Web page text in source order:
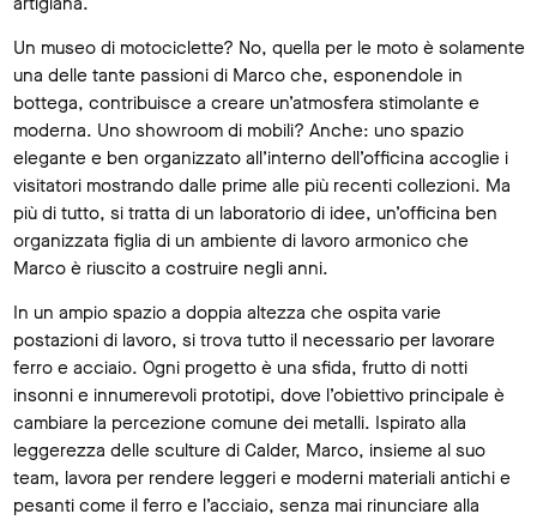
Un museo di motociclette? No, quella per le moto è solamente
una delle tante passioni di Marco che, esponendole in
bottega, contribuisce a creare un’atmosfera stimolante e
moderna. Uno showroom di mobili? Anche: uno spazio
elegante e ben organizzato all’interno dell’officina accoglie i
visitatori mostrando dalle prime alle più recenti collezioni. Ma
più di tutto, si tratta di un laboratorio di idee, un’officina ben
organizzata figlia di un ambiente di lavoro armonico che
Marco è riuscito a costruire negli anni.
In un ampio spazio a doppia altezza che ospita varie
postazioni di lavoro, si trova tutto il necessario per lavorare
ferro e acciaio. Ogni progetto è una sfida, frutto di notti
insonni e innumerevoli prototipi, dove l’obiettivo principale è
cambiare la percezione comune dei metalli. Ispirato alla
leggerezza delle sculture di Calder, Marco, insieme al suo
team, lavora per rendere leggeri e moderni materiali antichi e
pesanti come il ferro e l’acciaio, senza mai rinunciare alla